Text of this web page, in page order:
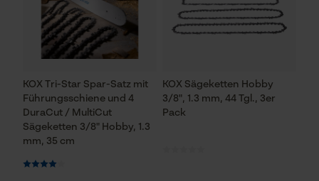
KOX Tri-Star Spar-Satz mit
Führungsschiene und 4
DuraCut / MultiCut
Sägeketten 3/8" Hobby, 1.3
mm, 35 cm
KOX Sägeketten Hobby
3/8", 1.3 mm, 44 Tgl., 3er
Pack